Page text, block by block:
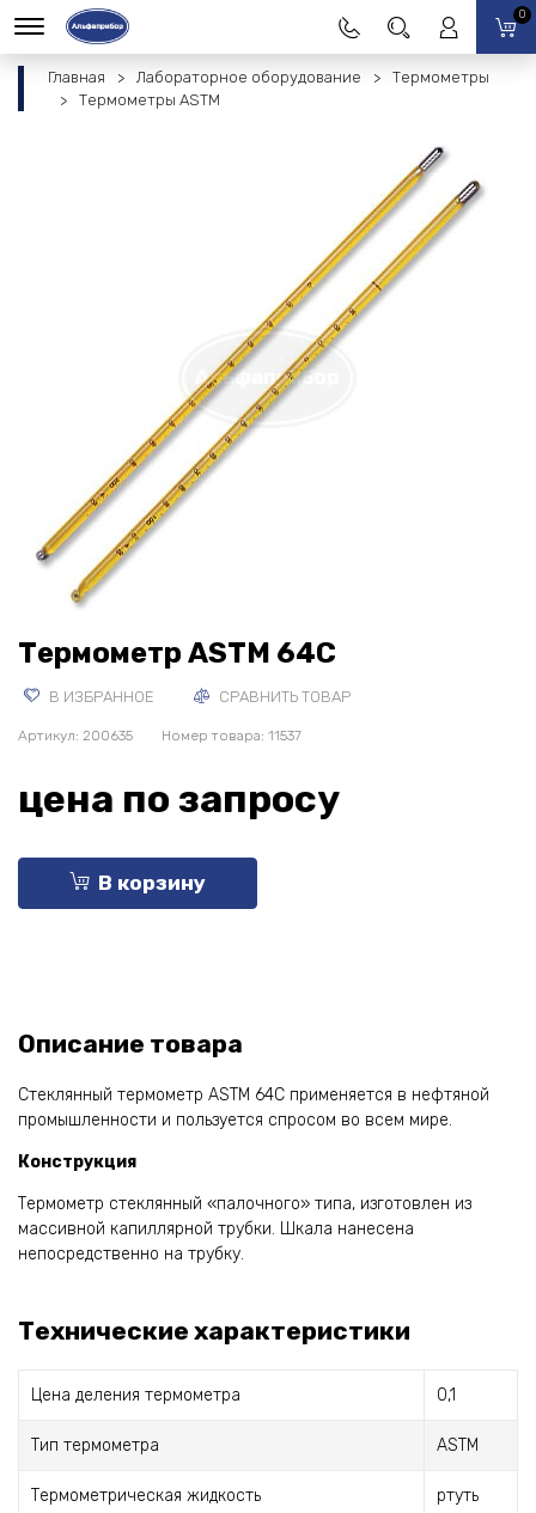
0
Главная Лабораторное оборудование
Термометры
Термометры ASTM
Термометр ASTM 64C
В ИЗБРАННОЕ СРАВНИТЬ ТОВАР
Артикул: 200635 Номер товара: 11537
цена по запросу
В корзину
Описание товара
Стеклянный термометр ASTM 64C применяется в нефтяной
промышленности и пользуется спросом во всем мире.
Конструкция
Термометр стеклянный «палочного» типа, изготовлен из
массивной капиллярной трубки. Шкала нанесена
непосредственно на трубку.
Технические характеристики
Цена деления термометра 0,1
Тип термометра ASTM
Термометрическая жидкость ртуть